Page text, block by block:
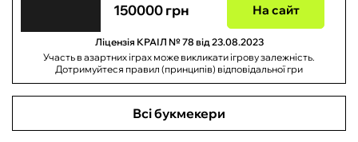
150000 грн На сайт
Ліцензія КРАІЛ № 78 від 23.08.2023
Участь в азартних іграх може викликати ігрову залежність.
Дотримуйтеся правил (принципів) відповідальної гри
Всі букмекери